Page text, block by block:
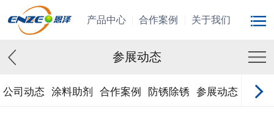
产品中心 合作案例 关于我们
参展动态
公司动态 涂料助剂 合作案例 防锈除锈 参展动态